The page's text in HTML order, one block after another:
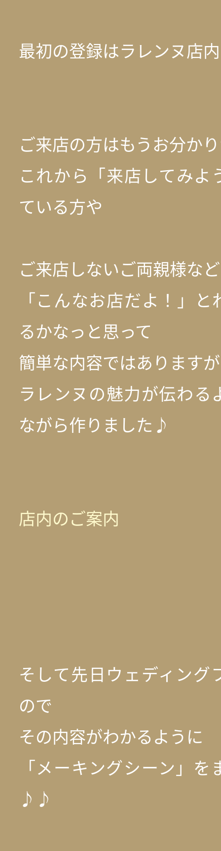
最初の登録はラレンヌ店
ご来店の方はもうお分か
これから「来店してみよ
ている方や
ご来店しないご両親様な
「こんなお店だよ！」
るかなっと思って
簡単な内容ではありますが
ラレンヌの魅力が伝わる
ながら作りました♪
店内のご案内
そして先日ウェディング
ので
その内容がわかるように
「メーキングシーン」
♪♪